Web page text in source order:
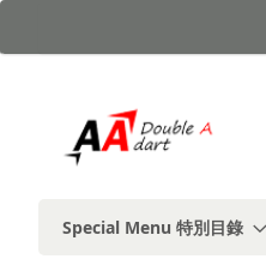
到
Special Menu 特別目錄